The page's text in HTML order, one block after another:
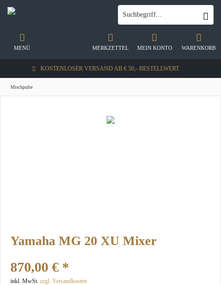
KOSTENLOSER VERSAND AB € 50,- BESTELLWERT
WARENKORB
MERKZETTEL MEIN KONTO
MENÜ
Mischpulte
Yamaha MG 20 XU Mixer
870,00 € *
inkl. MwSt. zzgl. Versandkosten